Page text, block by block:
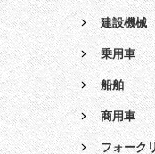
建設機械
乗用車
船舶
商用車
フォーク